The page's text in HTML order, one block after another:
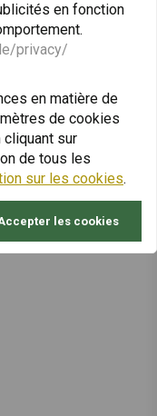
à Air de Rechange
DL1000 V-
Aventure/DL650
ABS/DL650A V-
ABS/Aventure/XT/XT
Aventure/Touring/
XT ABS
en fonction
privacy/
en matière de
de cookies
cliquant sur
de tous les
sur les cookies.
les cookies